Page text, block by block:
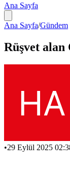
Ana Sayfa
Ana Sayfa/Gündem
Rüşvet alan
•29 Eylül 2025